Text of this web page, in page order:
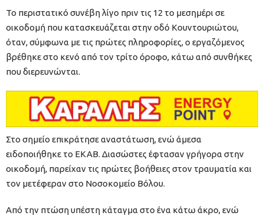
Το περιστατικό συνέβη λίγο πριν τις 12 το μεσημέρι σε
οικοδομή που κατασκευάζεται στην οδό Κουντουριώτου,
όταν, σύμφωνα με τις πρώτες πληροφορίες, ο εργαζόμενος
βρέθηκε στο κενό από τον τρίτο όροφο, κάτω από συνθήκες
που διερευνώνται.
Στο σημείο επικράτησε αναστάτωση, ενώ άμεσα
ειδοποιήθηκε το ΕΚΑΒ. Διασώστες έφτασαν γρήγορα στην
οικοδομή, παρείχαν τις πρώτες βοήθειες στον τραυματία και
τον μετέφεραν στο Νοσοκομείο Βόλου.
Από την πτώση υπέστη κάταγμα στο ένα κάτω άκρο, ενώ